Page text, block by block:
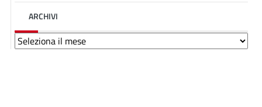
ARCHIVI
Archivi